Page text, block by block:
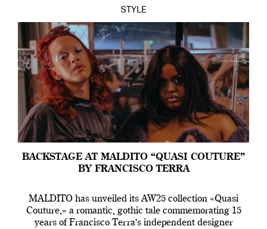
STYLE
BACKSTAGE AT MALDITO “QUASI COUTURE”
BY FRANCISCO TERRA
MALDITO has unveiled its AW25 collection «Quasi
Couture,» a romantic, gothic tale commemorating 15
years of Francisco Terra‘s independent designer